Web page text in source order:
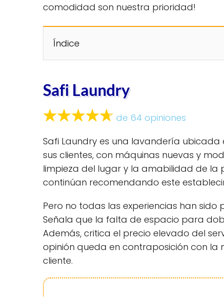
comodidad son nuestra prioridad!
Índice
Safi Laundry
de 64 opiniones
Safi Laundry es una lavandería ubicada
sus clientes, con máquinas nuevas y
limpieza del lugar y la amabilidad de la
continúan recomendando este
Pero no todas las experiencias han sido
Señala que la falta de espacio para
Además, critica el precio elevado del
opinión queda en contraposición con la
cliente.